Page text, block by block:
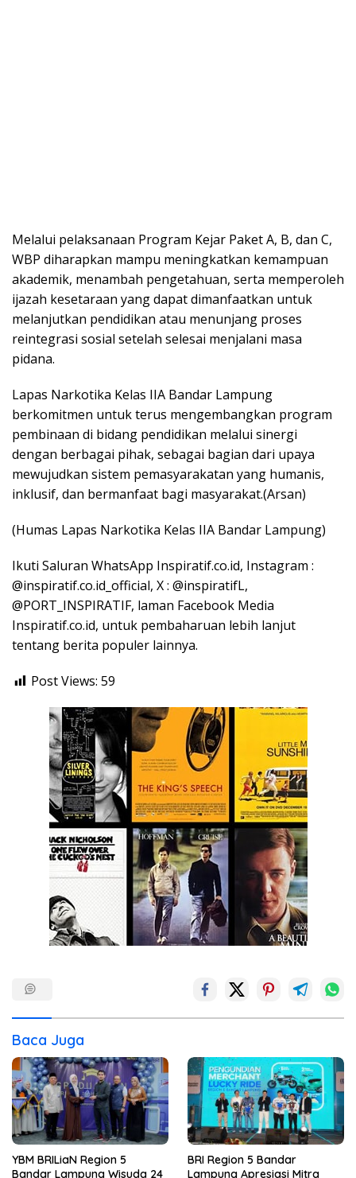
Melalui pelaksanaan Program Kejar Paket A, B, dan C,
WBP diharapkan mampu meningkatkan kemampuan
akademik, menambah pengetahuan, serta memperoleh
ijazah kesetaraan yang dapat dimanfaatkan untuk
melanjutkan pendidikan atau menunjang proses
reintegrasi sosial setelah selesai menjalani masa
pidana.
Lapas Narkotika Kelas IIA Bandar Lampung
berkomitmen untuk terus mengembangkan program
pembinaan di bidang pendidikan melalui sinergi
dengan berbagai pihak, sebagai bagian dari upaya
mewujudkan sistem pemasyarakatan yang humanis,
inklusif, dan bermanfaat bagi masyarakat.(Arsan)
(Humas Lapas Narkotika Kelas IIA Bandar Lampung)
Ikuti Saluran WhatsApp Inspiratif.co.id, Instagram :
@inspiratif.co.id_official, X : @inspiratifL,
@PORT_INSPIRATIF, laman Facebook Media
Inspiratif.co.id, untuk pembaharuan lebih lanjut
tentang berita populer lainnya.
Post Views: 59
Baca Juga
YBM BRILiaN Region 5
Bandar Lampung Wisuda 24
BRI Region 5 Bandar
Lampung Apresiasi Mitra